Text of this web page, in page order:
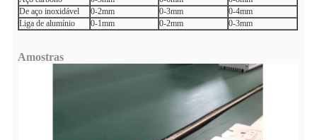
De aço inoxidável
0-2mm 0-3mm
0-4mm
Liga de alumínio
0-1mm 0-2mm 0-3mm
Amostras